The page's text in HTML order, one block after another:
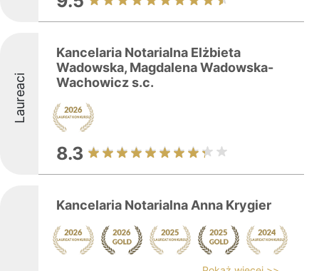
Laureaci
Kancelaria Notarialna Elżbieta
Wadowska, Magdalena Wadowska-
Wachowicz s.c.
8.3
Kancelaria Notarialna Anna Krygier